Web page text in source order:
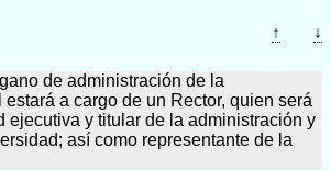
↑ ↓
de administración de la
a cargo de un Rector, quien será
ejecutiva y titular de la administración y
así como representante de la